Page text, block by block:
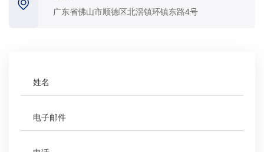
广东省佛山市顺德区北滘镇环镇东路4号